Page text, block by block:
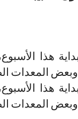
هذا
المعدات
هذا
المعدات